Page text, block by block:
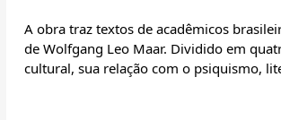
A obra traz textos de acadêmicos
de Wolfgang Leo Maar. Dividido em
cultural, sua relação com o psiquismo,